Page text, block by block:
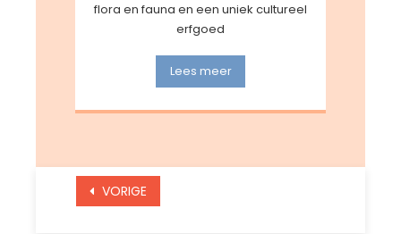
flora en fauna en een uniek cultureel
erfgoed
Lees meer
POSTS
NAVIGATION
VORIGE